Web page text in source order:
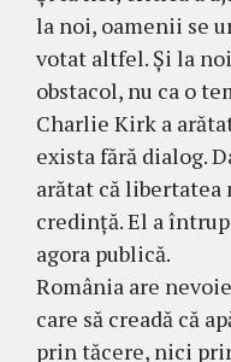
la noi, oamenii se
votat altfel. Și la
obstacol, nu ca o
Charlie Kirk a
exista fără dialog.
arătat că libertatea
credință. El a
agora publică.
România are
care să creadă că
prin tăcere, nici